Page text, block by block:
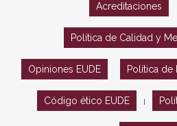
Acreditaciones
Política de Calidad y
Opiniones EUDE Política de
Código ético EUDE